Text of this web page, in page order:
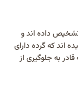
تشخیص داده اند و
اند که گرده دارای
به جلوگیری از